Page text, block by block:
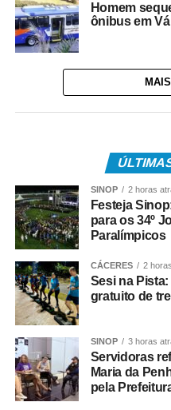
Homem
ônibus em
SINOP 2 horas
Festeja
para os 34º
Paralímpicos
CÁCERES 2
Sesi na
gratuito de
SINOP 3 horas
Servidoras
Maria da
pela